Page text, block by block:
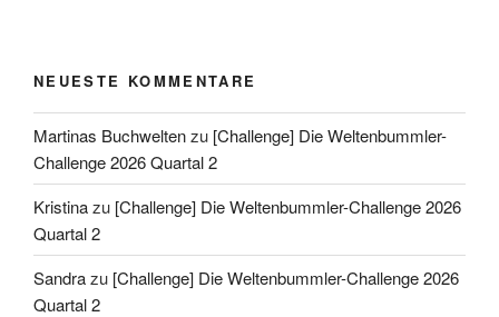
NEUESTE KOMMENTARE
Martinas Buchweltenzu [Challenge] Die Weltenbummler-
Challenge 2026 Quartal 2
Kristinazu [Challenge] Die Weltenbummler-Challenge 2026
Quartal 2
Sandrazu [Challenge] Die Weltenbummler-Challenge 2026
Quartal 2